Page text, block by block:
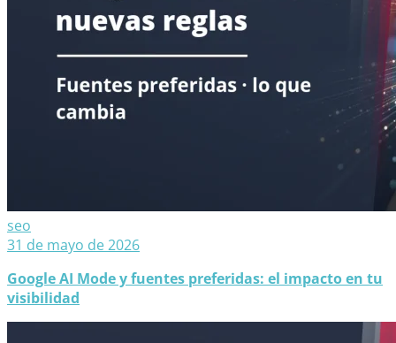
seo
31 de mayo de 2026
Google AI Mode y fuentes preferidas: el impacto en tu
visibilidad